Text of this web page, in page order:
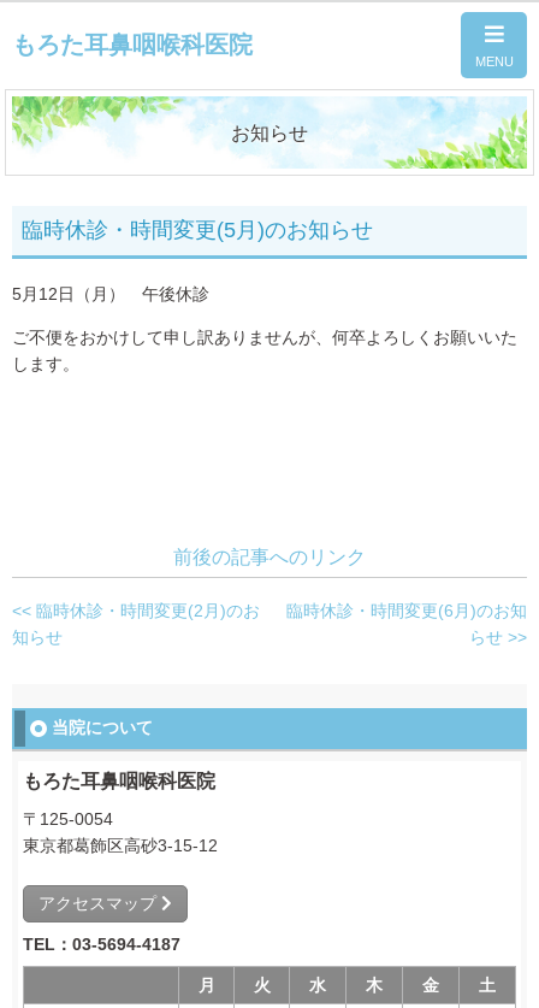
もろた耳鼻咽喉科医院
お知らせ
臨時休診・時間変更(5月)のお知らせ
5月12日（月） 午後休診
ご不便をおかけして申し訳ありませんが、何卒よろしくお願いいた
します。
前後の記事へのリンク
<< 臨時休診・時間変更(2月)のお
知らせ
臨時休診・時間変更(6月)のお知
らせ >>
当院について
もろた耳鼻咽喉科医院
〒125-0054
東京都葛飾区高砂3-15-12
アクセスマップ
TEL：03-5694-4187
月 火 水 木 金 土